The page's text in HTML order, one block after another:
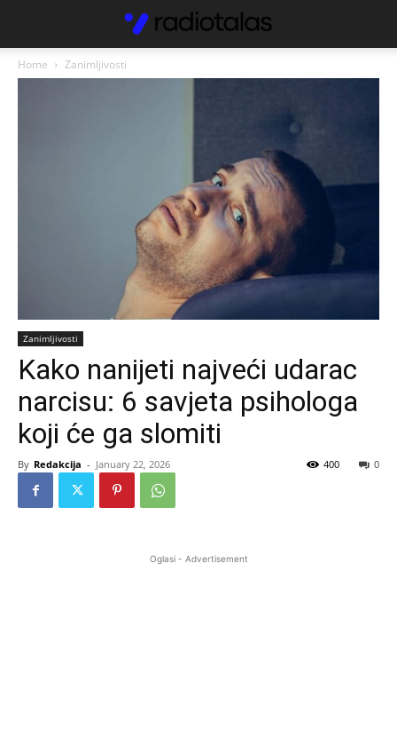
Home Zanimljivosti
Zanimljivosti
Kako nanijeti najveći udarac
narcisu: 6 savjeta psihologa
koji će ga slomiti
By Redakcija - January 22, 2026 0
400
Oglasi - Advertisement